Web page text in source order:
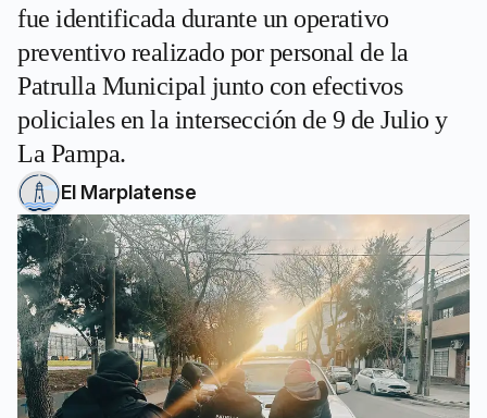
fue identificada durante un operativo
preventivo realizado por personal de la
Patrulla Municipal junto con efectivos
policiales en la intersección de 9 de Julio y
La Pampa.
El Marplatense